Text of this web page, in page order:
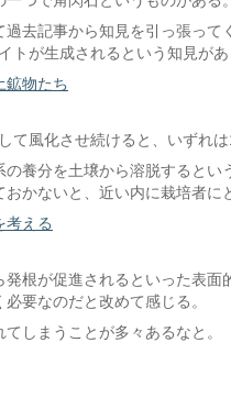
過去記事から知見を引っ張っ
トが生成されるという知見があ
鉱物たち
て風化させ続けると、いずれは
の養分を土壌から溶脱すると
かないと、近い内に栽培者に
考える
根が促進されるといった表面
要なのだと改めて感じる。
しまうことが多々あるなと。